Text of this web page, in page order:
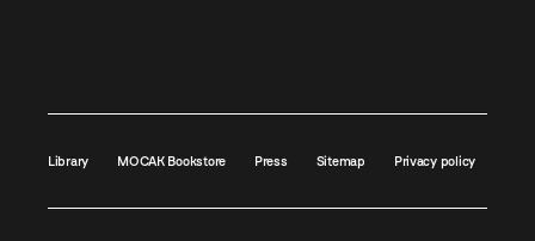
Library MOCAK Bookstore Press Sitemap Privacy policy